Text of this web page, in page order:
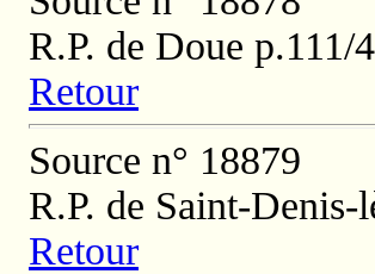
R.P. de Doue p.111/
Retour
Source n° 18879
R.P. de Saint-Denis-
Retour